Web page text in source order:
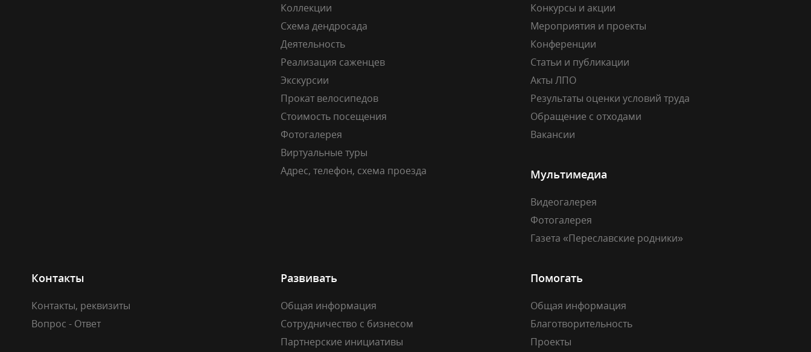
Коллекции
Схема дендросада
Деятельность
Реализация саженцев
Экскурсии
Прокат велосипедов
Стоимость посещения
Фотогалерея
Виртуальные туры
Адрес, телефон, схема проезда
Конкурсы и акции
Мероприятия и проекты
Конференции
Статьи и публикации
Акты ЛПО
Результаты оценки условий труда
Обращение с отходами
Вакансии
Мультимедиа
Видеогалерея
Фотогалерея
Газета «Переславские родники»
Контакты
Контакты, реквизиты
Вопрос - Ответ
Развивать
Общая информация
Сотрудничество с бизнесом
Партнерские инициативы
Помогать
Общая информация
Благотворительность
Проекты